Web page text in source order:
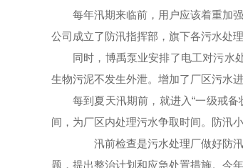
每年汛期来临前，用户应该着重加强
公司成立了防汛指挥部，旗下各污水处
同时，博禹泵业安排了电工对污水
生物污泥不发生外泄。增加了厂区污水
每到夏天汛期前，就进入“一级戒
间，为厂区内处理污水争取时间。防汛
汛前检查是污水处理厂做好防汛
题，提出整治计划和应急处置措施。今